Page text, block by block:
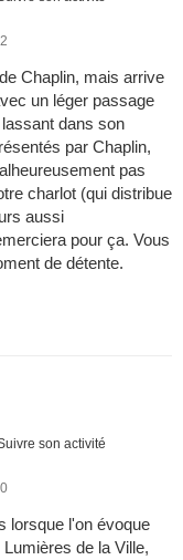
Chaplin, mais arrive
un léger passage
dans son
par Chaplin,
pas
charlot (qui distribue
aussi
pour ça. Vous
de détente.
son activité
lorsque l'on évoque
de la Ville,